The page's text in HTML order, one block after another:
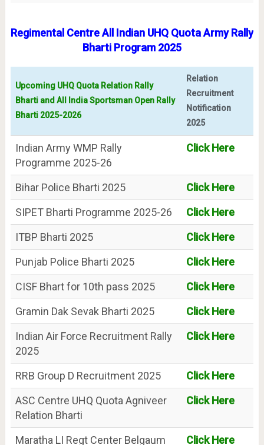
Regimental Centre All Indian UHQ Quota Army Rally
Bharti Program 2025
Upcoming UHQ Quota Relation Rally
Bharti and All India Sportsman Open Rally
Bharti 2025-2026
Relation
Recruitment
Notification
2025
Indian Army WMP Rally
Programme 2025-26
Click Here
Bihar Police Bharti 2025
Click Here
SIPET Bharti Programme 2025-26
Click Here
ITBP Bharti 2025
Click Here
Punjab Police Bharti 2025
Click Here
CISF Bhart for 10th pass 2025
Click Here
Gramin Dak Sevak Bharti 2025
Click Here
Indian Air Force Recruitment Rally
2025
Click Here
RRB Group D Recruitment 2025
Click Here
ASC Centre UHQ Quota Agniveer
Relation Bharti
Click Here
Maratha LI Regt Center Belgaum Click Here